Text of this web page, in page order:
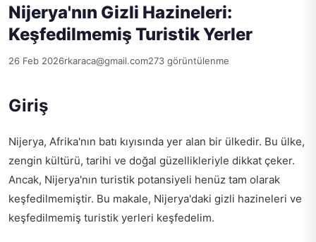
Nijerya'nın Gizli Hazineleri:
Keşfedilmemiş Turistik Yerler
26 Feb 2026rkaraca@gmail.com273 görüntülenme
Giriş
Nijerya, Afrika'nın batı kıyısında yer alan bir ülkedir. Bu ülke,
zengin kültürü, tarihi ve doğal güzellikleriyle dikkat çeker.
Ancak, Nijerya'nın turistik potansiyeli henüz tam olarak
keşfedilmemiştir. Bu makale, Nijerya'daki gizli hazineleri ve
keşfedilmemiş turistik yerleri keşfedelim.